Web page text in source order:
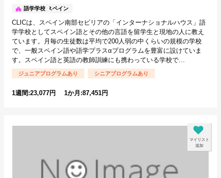
セビリア/スペイン
語学学校
CLICは、スペイン南部セビリアの「インターナショナルハウス」語
学学校としてスペイン語とその他の言語を留学生と現地の人に教え
ています。月毎の生徒数は平均で200人弱の中くらいの規模の学校
で、一般スペイン語や語学プラスαプログラムを豊富に設けていま
す。スペイン語と英語の教師訓練にも携わっている学校で…
ジュニアプログラムあり シニアプログラムあり
1週間:23,077円 1か月:87,451円
マイリスト
追加